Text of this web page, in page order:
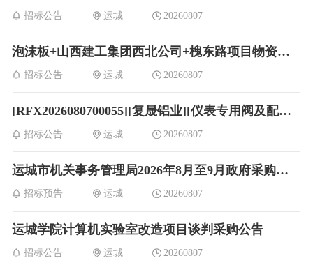
招标公告 运城 20260807
泡沫板+山西建工集团西北公司+槐东路项目物资采购
招标公告 运城 20260807
[RFX2026080700055][复晟铝业][仪表专用阀及配件]招标信息
招标公告 运城 20260807
运城市机关事务管理局2026年8月至9月政府采购意向
招标预告 运城 20260807
运城学院计算机实验室改造项目谈判采购公告
招标公告 运城 20260807